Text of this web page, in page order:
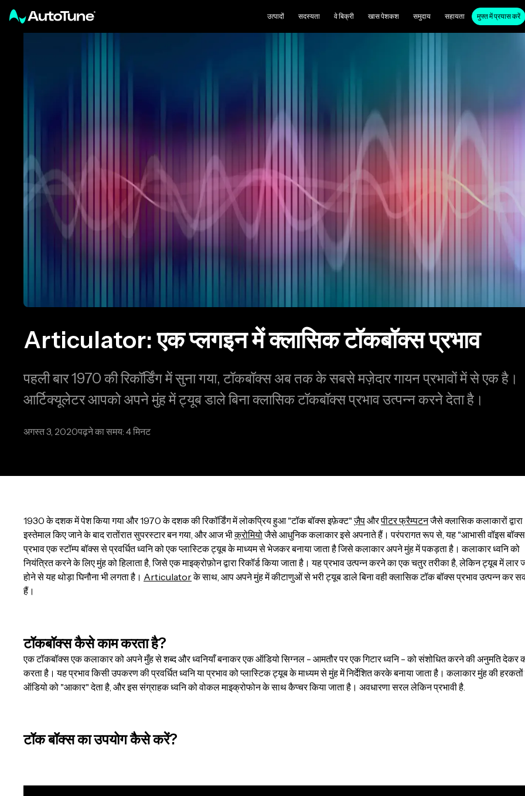
उत्पादों सदस्यता वे बिक्री खास पेशकश समुदाय सहायता मुफ्त में प्रयास करें
Articulator: एक प्लगइन में क्लासिक टॉकबॉक्स प्रभाव
पहली बार 1970 की रिकॉर्डिंग में सुना गया, टॉकबॉक्स अब तक के सबसे मज़ेदार गायन प्रभावों में से एक है।
आर्टिक्यूलेटर आपको अपने मुंह में ट्यूब डाले बिना क्लासिक टॉकबॉक्स प्रभाव उत्पन्न करने देता है।
अगस्त 3, 2020पढ़ने का समय: 4 मिनट
1930 के दशक में पेश किया गया और 1970 के दशक की रिकॉर्डिंग में लोकप्रिय हुआ "टॉक बॉक्स इफ़ेक्ट"ज़ैपऔरपीटर फ्रैम्पटनजैसे क्लासिक कलाकारों द्वारा
इस्तेमाल किए जाने के बाद रातोंरात सुपरस्टार बन गया, और आज भीक्रोमियोजैसे आधुनिक कलाकार इसे अपनाते हैं। परंपरागत रूप से, यह "आभासी वॉइस
प्रभाव एक स्टॉम्प बॉक्स से प्रवर्धित ध्वनि को एक प्लास्टिक ट्यूब के माध्यम से भेजकर बनाया जाता है जिसे कलाकार अपने मुंह में पकड़ता है। कलाकार ध्वनि को
नियंत्रित करने के लिए मुंह को हिलाता है, जिसे एक माइक्रोफ़ोन द्वारा रिकॉर्ड किया जाता है। यह प्रभाव उत्पन्न करने का एक चतुर तरीका है, लेकिन ट्यूब में लार
होने से यह थोड़ा घिनौना भी लगता है। Articulatorके साथ, आप अपने मुंह में कीटाणुओं से भरी ट्यूब डाले बिना वही क्लासिक टॉक बॉक्स प्रभाव उत्पन्न कर
हैं।
टॉकबॉक्स कैसे काम करता है?
एक टॉकबॉक्स एक कलाकार को अपने मुँह से शब्द और ध्वनियाँ बनाकर एक ऑडियो सिग्नल - आमतौर पर एक गिटार ध्वनि - को संशोधित करने की अनुमति देकर
करता है। यह प्रभाव किसी उपकरण की प्रवर्धित ध्वनि या प्रभाव को प्लास्टिक ट्यूब के माध्यम से मुंह में निर्देशित करके बनाया जाता है। कलाकार मुंह की
ऑडियो को "आकार" देता है, और इस संग्राहक ध्वनि को वोकल माइक्रोफोन के साथ कैप्चर किया जाता है। अवधारणा सरल लेकिन प्रभावी है.
टॉक बॉक्स का उपयोग कैसे करें?